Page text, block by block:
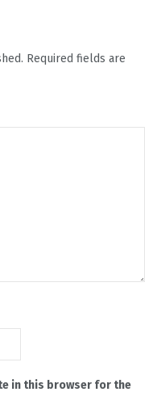
Required fields are
in this browser for the